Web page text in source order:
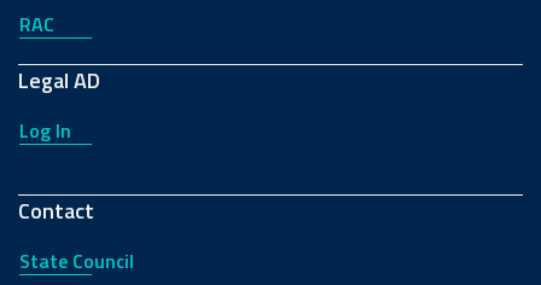
RAC
Legal AD
Log In
Contact
State Council